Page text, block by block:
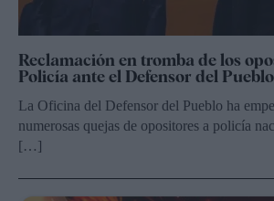
Reclamación en tromba de los
Policía ante el Defensor del Pueblo
La Oficina del Defensor del Pueblo ha
numerosas quejas de opositores a policía
[…]